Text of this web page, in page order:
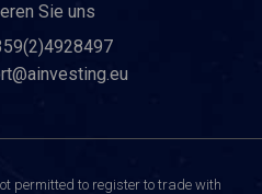
Sie uns
permitted to register to trade with